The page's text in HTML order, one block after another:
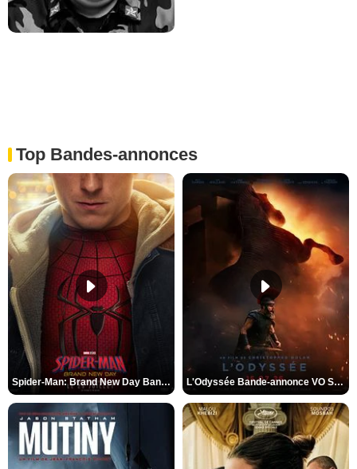
Top Bandes-annonces
Spider-Man: Brand New Day Bande-annonce VO STFR L'Odyssée Bande-annonce VO STFR